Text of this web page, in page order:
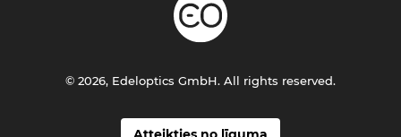
© 2026, Edeloptics GmbH. All rights reserved.